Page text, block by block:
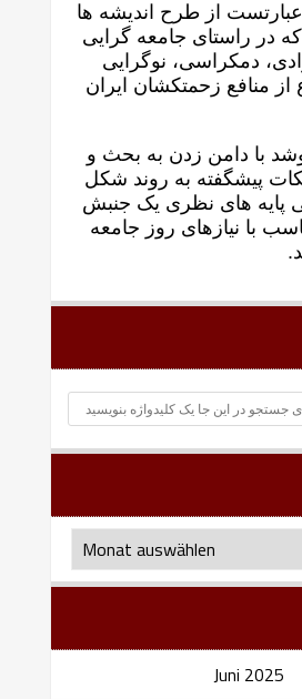
از طرح انديشه ها
در راستای جامعه گرايی
دمکراسی، نوگرايی
از منافع زحمتکشان ايران
با دامن زدن به بحث و
پیشگفته به روند شکل
پايه های نظری يک جنبش
با نيازهای روز جامعه
بایگانی
ماهانه
Juni 2025